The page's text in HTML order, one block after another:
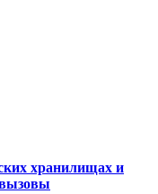
хранилищах и